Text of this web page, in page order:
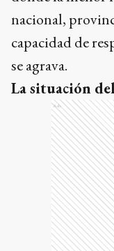
se agrava.
La situación
Otro de los